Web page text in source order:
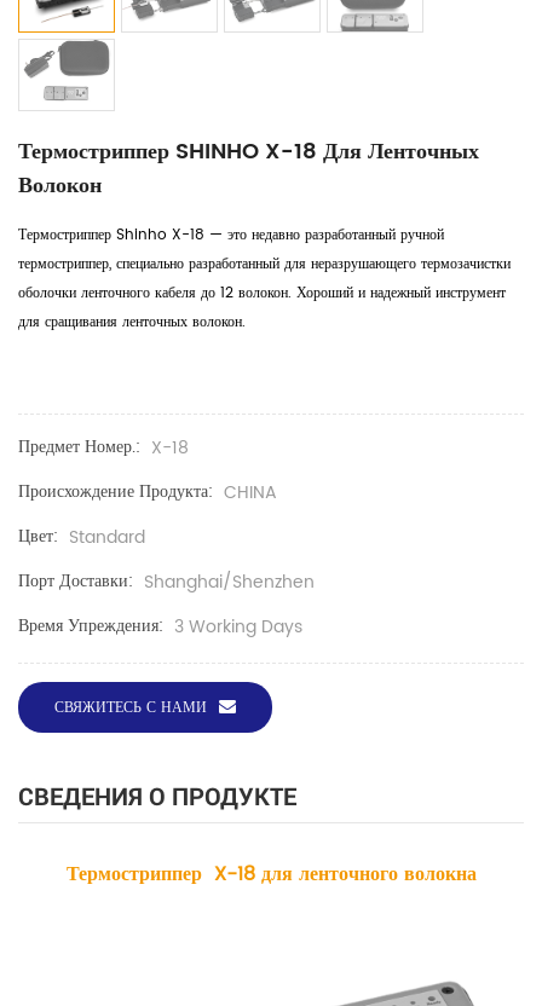
Термостриппер SHINHO X-18 Для Ленточных
Волокон
Термостриппер Shinho X-18 — это недавно разработанный ручной
термостриппер, специально разработанный для неразрушающего термозачистки
оболочки ленточного кабеля до 12 волокон. Хороший и надежный инструмент
для сращивания ленточных волокон.
Предмет Номер.: X-18
Происхождение Продукта: CHINA
Цвет: Standard
Порт Доставки: Shanghai/Shenzhen
Время Упреждения: 3 Working Days
СВЯЖИТЕСЬ С НАМИ
СВЕДЕНИЯ О ПРОДУКТЕ
Термостриппер X-18для ленточного волокна